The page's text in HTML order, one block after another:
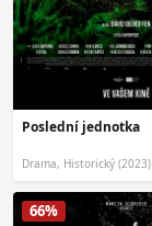
Poslední jednotka
Drama, Historický (2023)
66%